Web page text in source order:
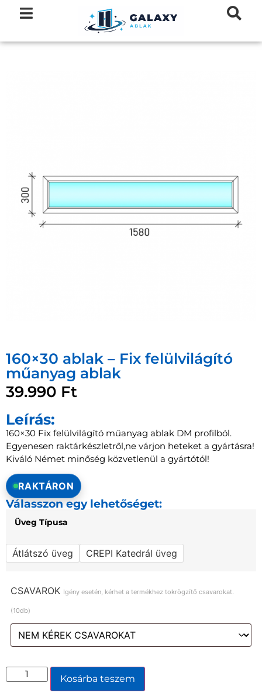
160×30 ablak – Fix felülvilágító
műanyag ablak
39.990 Ft
Leírás:
160×30 Fix felülvilágító műanyag ablak DM profilból.
Egyenesen raktárkészletről,ne várjon heteket a gyártásra!
Kiváló Német minőség közvetlenül a gyártótól!
RAKTÁRON
Válasszon egy lehetőséget:
Üveg Típusa
Átlátszó üveg CREPI Katedrál üveg
CSAVAROK Igény esetén, kérhet a termékhez tokrögzítő csavarokat.
(10db)
Kosárba teszem